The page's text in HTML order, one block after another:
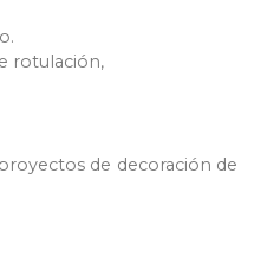
rotulación,
de decoración de